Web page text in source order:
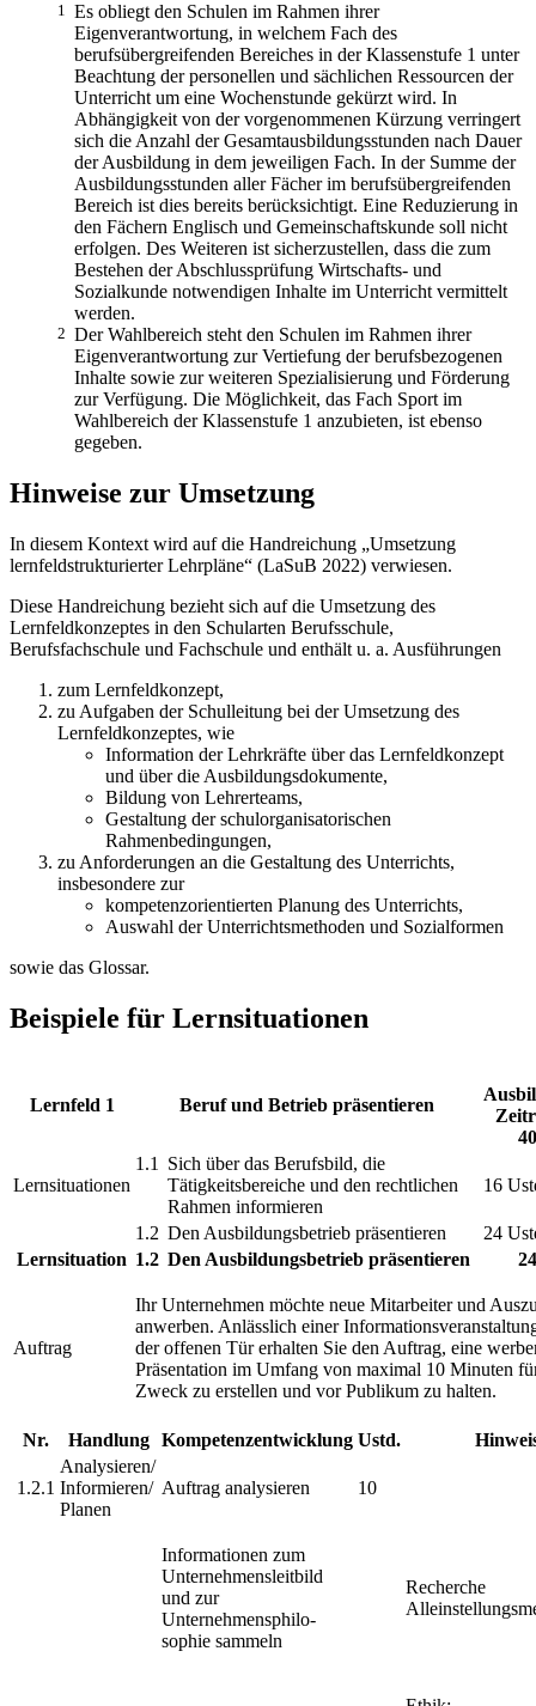
1 Es obliegt den Schulen im Rahmen ihrer
Eigenverantwortung, in welchem Fach des
berufsübergreifenden Bereiches in der Klassenstufe 1 unter
Beachtung der personellen und sächlichen Ressourcen der
Unterricht um eine Wochenstunde gekürzt wird. In
Abhängigkeit von der vorgenommenen Kürzung verringert
sich die Anzahl der Gesamtausbildungsstunden nach Dauer
der Ausbildung in dem jeweiligen Fach. In der Summe der
Ausbildungsstunden aller Fächer im berufsübergreifenden
Bereich ist dies bereits berücksichtigt. Eine Reduzierung in
den Fächern Englisch und Gemeinschaftskunde soll nicht
erfolgen. Des Weiteren ist sicherzustellen, dass die zum
Bestehen der Abschlussprüfung Wirtschafts- und
Sozialkunde notwendigen Inhalte im Unterricht vermittelt
werden.
2 Der Wahlbereich steht den Schulen im Rahmen ihrer
Eigenverantwortung zur Vertiefung der berufsbezogenen
Inhalte sowie zur weiteren Spezialisierung und Förderung
zur Verfügung. Die Möglichkeit, das Fach Sport im
Wahlbereich der Klassenstufe 1 anzubieten, ist ebenso
gegeben.
Hinweise zur Umsetzung
In diesem Kontext wird auf die Handreichung „Umsetzung
lernfeldstrukturierter Lehr­pläne“ (LaSuB 2022) verwiesen.
Diese Handreichung bezieht sich auf die Umsetzung des
Lernfeldkonzeptes in den Schul­arten Berufsschule,
Berufsfachschule und Fachschule und enthält u. a. Ausführungen
zum Lernfeldkonzept,
zu Aufgaben der Schulleitung bei der Umsetzung des
Lernfeldkonzeptes, wie
Information der Lehrkräfte über das Lernfeldkonzept
und über die Ausbildungsdokumente,
Bildung von Lehrerteams,
Gestaltung der schulorganisatorischen
Rahmenbedingungen,
zu Anforderungen an die Gestaltung des Unterrichts,
insbesondere zur
kompetenzorientierten Planung des Unterrichts,
Auswahl der Unterrichtsmethoden und Sozialformen
sowie das Glossar.
Beispiele für Lernsituationen
Lernfeld 1 Beruf und Betrieb präsentieren
Lernsituationen
1.1
Sich über das Berufsbild, die
Tätigkeitsbereiche und den rechtlichen
Rahmen informieren
16
1.2 Den Ausbildungsbetrieb präsentieren
24
Lernsituation 1.2 Den Ausbildungsbetrieb präsentieren
Auftrag
Ihr Unternehmen möchte neue Mitarbeiter und
anwerben. Anlässlich einer
der offenen Tür erhalten Sie den Auftrag, eine
Präsentation im Umfang von maximal 10 Minuten
Zweck zu erstellen und vor Publikum zu halten.
Nr. Handlung Kompetenzentwicklung Ustd.
1.2.1
Analysieren/
Informieren/
Planen
Auftrag analysieren 10
Informationen zum
Unternehmens­leitbild
und zur
Unternehmensphilo­
sophie sammeln
Recherche